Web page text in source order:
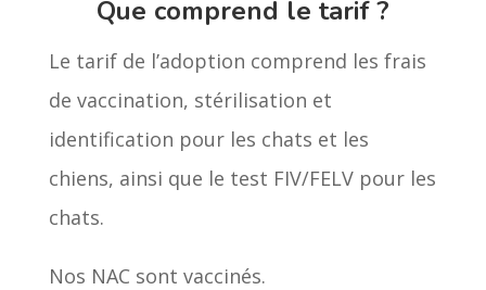
Que comprend le tarif ?
Le tarif de l’adoption comprend les frais
de vaccination, stérilisation et
identification pour les chats et les
chiens, ainsi que le test FIV/FELV pour les
chats.
Nos NAC sont vaccinés.